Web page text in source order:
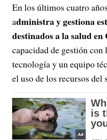
En los últimos cuatro
administra y gestiona
destinados a la salud
capacidad de gestión
tecnología y un equipo
el uso de los recursos del